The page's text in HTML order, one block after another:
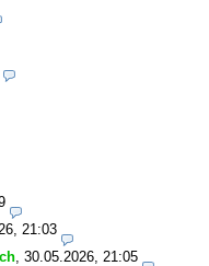
21:03
30.05.2026, 21:05